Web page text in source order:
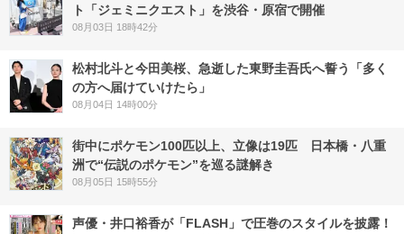
ト「ジェミニクエスト」を渋谷・原宿で開催
08月03日 18時42分
松村北斗と今田美桜、急逝した東野圭吾氏へ誓う「多く
の方へ届けていけたら」
08月04日 14時00分
街中にポケモン100匹以上、立像は19匹 日本橋・八重
洲で“伝説のポケモン”を巡る謎解き
08月05日 15時55分
声優・井口裕香が「FLASH」で圧巻のスタイルを披露！